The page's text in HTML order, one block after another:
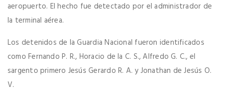
aeropuerto. El hecho fue detectado por el administrador de
la terminal aérea.
Los detenidos de la Guardia Nacional fueron identificados
como Fernando P. R., Horacio de la C. S., Alfredo G. C., el
sargento primero Jesús Gerardo R. A. y Jonathan de Jesús O.
V.